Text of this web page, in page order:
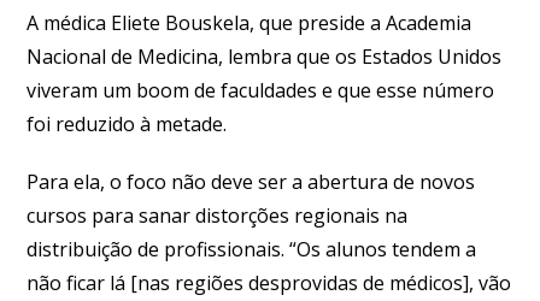
A médica Eliete Bouskela, que preside a Academia
Nacional de Medicina, lembra que os Estados Unidos
viveram um boom de faculdades e que esse número
foi reduzido à metade.
Para ela, o foco não deve ser a abertura de novos
cursos para sanar distorções regionais na
distribuição de profissionais. “Os alunos tendem a
não ficar lá [nas regiões desprovidas de médicos], vão